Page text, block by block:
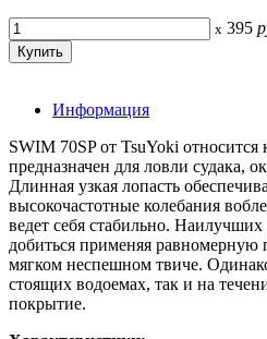
x 395
Информация
SWIM 70SP от TsuYoki относится
предназначен для ловли судака,
Длинная узкая лопасть
высокочастотные колебания
ведет себя стабильно. Наилучших
добиться применяя равномерную
мягком неспешном твиче.
стоящих водоемах, так и на
покрытие.